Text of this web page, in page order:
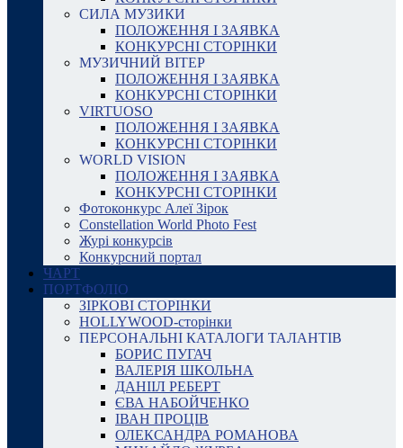
СИЛА МУЗИКИ
ПОЛОЖЕННЯ І ЗАЯВКА
КОНКУРСНІ СТОРІНКИ
МУЗИЧНИЙ ВІТЕР
ПОЛОЖЕННЯ І ЗАЯВКА
КОНКУРСНІ СТОРІНКИ
VIRTUOSO
ПОЛОЖЕННЯ І ЗАЯВКА
КОНКУРСНІ СТОРІНКИ
WORLD VISION
ПОЛОЖЕННЯ І ЗАЯВКА
КОНКУРСНІ СТОРІНКИ
Фотоконкурс Алеї Зірок
Constellation World Photo Fest
Журі конкурсів
Конкурсний портал
ЧАРТ
ПОРТФОЛІО
ЗІРКОВІ СТОРІНКИ
HOLLYWOOD-сторінки
ПЕРСОНАЛЬНІ КАТАЛОГИ ТАЛАНТІВ
БОРИС ПУГАЧ
ВАЛЕРІЯ ШКОЛЬНА
ДАНІІЛ РЕБЕРТ
ЄВА НАБОЙЧЕНКО
ІВАН ПРОЦІВ
ОЛЕКСАНДРА РОМАНОВА